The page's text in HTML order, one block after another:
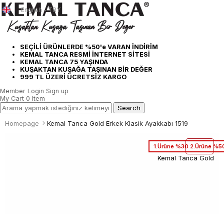
SEÇİLİ ÜRÜNLERDE %50'e VARAN İNDİRİM
KEMAL TANCA RESMİ İNTERNET SİTESİ
KEMAL TANCA 75 YAŞINDA
KUŞAKTAN KUŞAĞA TAŞINAN BİR DEĞER
999 TL ÜZERİ ÜCRETSİZ KARGO
English - TRY
Member Login Sign up
My Cart 0 Item
Homepage Kemal Tanca Gold Erkek Klasik Ayakkabı 1519
1.Ürüne %30 2.Ürüne
Kemal Tanca Gold